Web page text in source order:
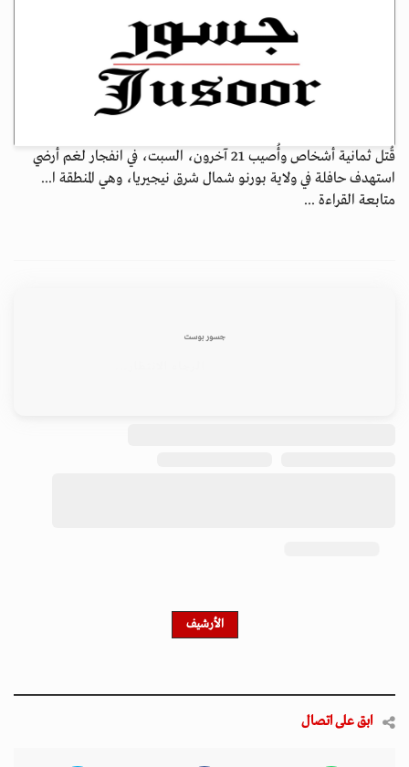
قُتل ثمانية أشخاص وأُصيب 21 آخرون، السبت، في انفجار لغم أرضي
استهدف حافلة في ولاية بورنو شمال شرق نيجيريا، وهي المنطقة ا...
متابعة القراءة ...
جسور بوست
الأرشيف
ابق على اتصال